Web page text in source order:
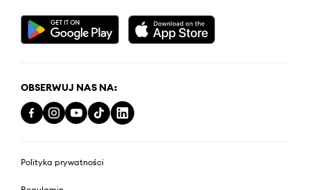
OBSERWUJ NAS NA:
Polityka prywatności